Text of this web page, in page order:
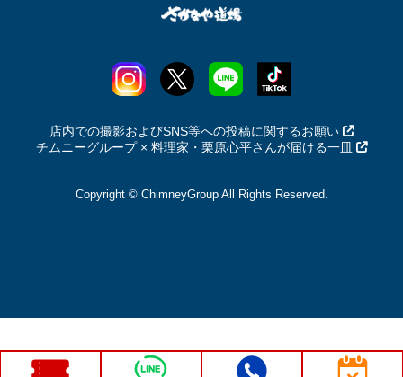
店内での撮影およびSNS等への投稿に関するお願い
チムニーグループ × 料理家・栗原心平さんが届ける一皿
Copyright © ChimneyGroup All Rights Reserved.